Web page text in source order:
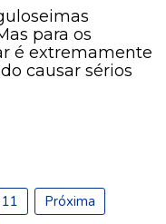
para os
é extremamente
causar sérios
11 Próxima